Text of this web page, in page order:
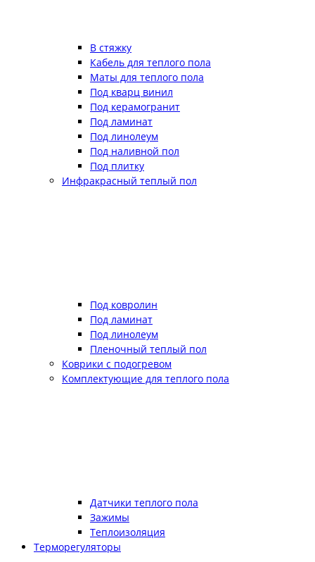
В стяжку
Кабель для теплого пола
Маты для теплого пола
Под кварц винил
Под керамогранит
Под ламинат
Под линолеум
Под наливной пол
Под плитку
Инфракрасный теплый пол
Под ковролин
Под ламинат
Под линолеум
Пленочный теплый пол
Коврики с подогревом
Комплектующие для теплого пола
Датчики теплого пола
Зажимы
Теплоизоляция
Терморегуляторы